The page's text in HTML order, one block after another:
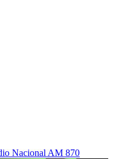
Nacional AM 870